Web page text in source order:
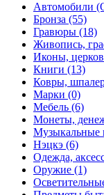
Автомобили
Бронза (55)
Гравюры (18)
Живопись,
Иконы,
Книги (13)
Ковры,
Марки (0)
Мебель (6)
Монеты,
Музыкальные
Нэцкэ (6)
Одежда,
Оружие (1)